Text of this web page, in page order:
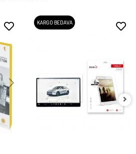
KARGO BEDAVA